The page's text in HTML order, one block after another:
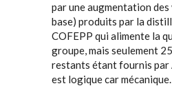
par une augmentation des
base) produits par la
COFEPP qui alimente la
groupe, mais seulement
restants étant fournis par
est logique car mécanique.